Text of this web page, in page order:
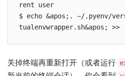
rent user
$ echo &apos;. ~/.pyenv/
tualenvwrapper.sh&apos;
关掉终端再重新打开（或者运行